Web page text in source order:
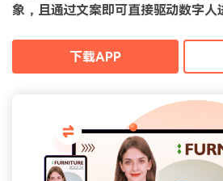
象，且通过文案即可直接驱动数字人
下载APP